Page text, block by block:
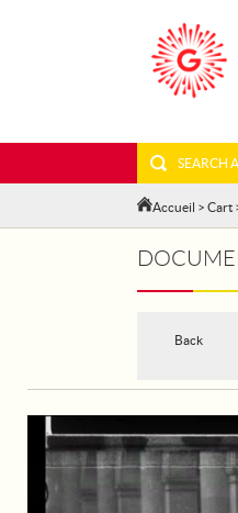
SEARCH
Accueil > Cart
Back